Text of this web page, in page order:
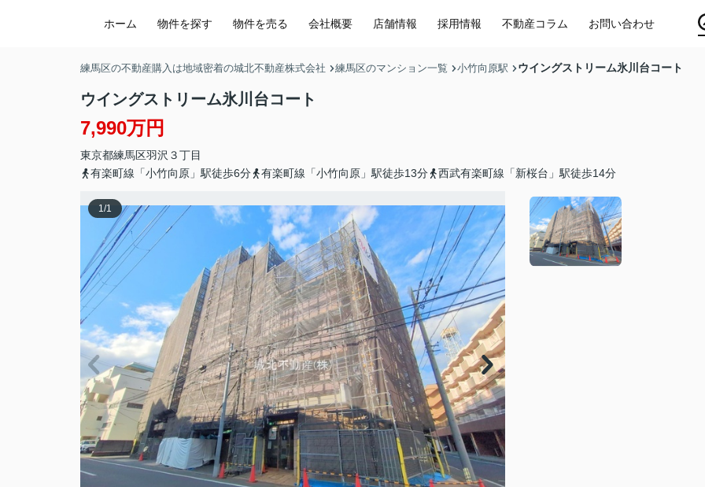
ホーム 物件を探す 物件を売る 会社概要 店舗情報 採用情報 不動産コラム お問い合わせ
練馬区の不動産購入は地域密着の城北不動産株式会社 練馬区のマンション一覧 小竹向原駅 ウイングストリーム氷川台コート
ウイングストリーム氷川台コート
7,990万円
東京都練馬区羽沢 ３丁目
有楽町線「小竹向原」駅徒歩6分
有楽町線「小竹向原」駅徒歩13分 西武有楽町線「新桜台」駅徒歩14分
1/1